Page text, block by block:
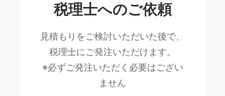
税理士へのご依頼
見積もりをご検討いただいた後で、
税理士にご発注いただけます。
※必ずご発注いただく必要はござい
ません